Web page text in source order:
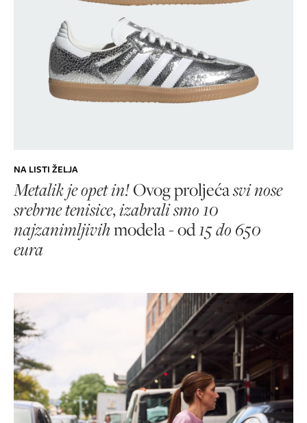
NA LISTI ŽELJA
Metalik je opet in!Ovog proljećasvi nose
srebrne tenisice,izabrali smo 10
najzanimljivihmodela - od15 do 650
eura